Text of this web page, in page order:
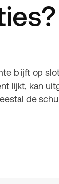
blijft op
lijkt, kan
de